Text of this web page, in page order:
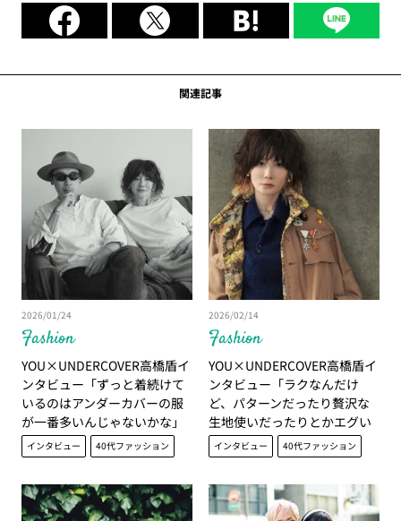
関連記事
Fashion
2026/01/24
YOU×UNDERCOVER高橋盾イ
ンタビュー「ずっと着続けて
いるのはアンダーカバーの服
が一番多いんじゃないかな」
【前編】
インタビュー 40代ファッション
Fashion
2026/02/14
YOU×UNDERCOVER高橋盾イ
ンタビュー「ラクなんだけ
ど、パターンだったり贅沢な
生地使いだったりとかエグい
んですよ」【後編】
インタビュー 40代ファッション